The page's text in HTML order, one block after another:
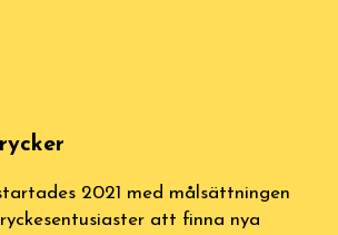
2021 med målsättningen
att finna nya